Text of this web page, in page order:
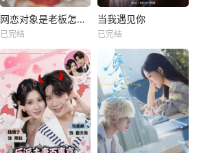
网恋对象是老板怎么办
已完结
当我遇见你
已完结